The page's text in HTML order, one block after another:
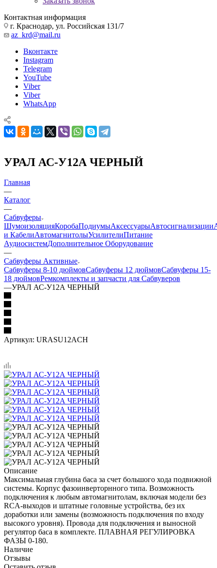
Контактная информация
г. Краснодар, ул. Российская 131/7
az_krd@mail.ru
Вконтакте
Instagram
Telegram
YouTube
Viber
Viber
WhatsApp
УРАЛ АС-У12А ЧЕРНЫЙ
Главная
—
Каталог
—
Сабвуферы
ШумоизоляцияКоробаПодиумыАксессуарыАвтосигнализации
и КабелиАвтомагнитолыУсилителиПитание
АудиосистемДополнительное Оборудование
—
Сабвуферы Активные
Сабвуферы 8-10 дюймовСабвуферы 12 дюймовСабвуферы 15-
18 дюймовРемкомплекты и запчасти для Сабвуверов
—УРАЛ АС-У12А ЧЕРНЫЙ
Артикул: URASU12ACH
Описание
Максимальная глубина баса за счет большого хода подвижной
системы. Корпус фазоинверторнного типа. Возможность
подключения к любым автомагнитолам, включая модели без
RCA-выходов и штатные головные устройства, без их
доработки или замены (возможность подключения по входу
высокого уровня). Провода для подключения и выносной
регулятор баса в комплекте. ПЛАВНАЯ РЕГУЛИРОВКА
ФАЗЫ 0-180.
Наличие
Отзывы